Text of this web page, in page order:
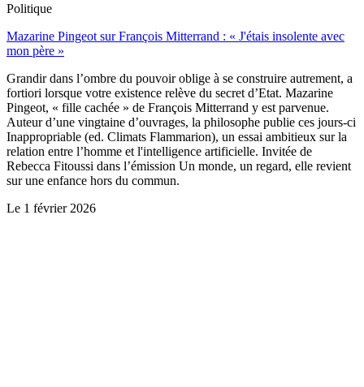
Politique
Mazarine Pingeot sur François Mitterrand : « J'étais insolente avec
mon père »
Grandir dans l’ombre du pouvoir oblige à se construire autrement, a
fortiori lorsque votre existence relève du secret d’Etat. Mazarine
Pingeot, « fille cachée » de François Mitterrand y est parvenue.
Auteur d’une vingtaine d’ouvrages, la philosophe publie ces jours-ci
Inappropriable (ed. Climats Flammarion), un essai ambitieux sur la
relation entre l’homme et l'intelligence artificielle. Invitée de
Rebecca Fitoussi dans l’émission Un monde, un regard, elle revient
sur une enfance hors du commun.
Le 1 février 2026